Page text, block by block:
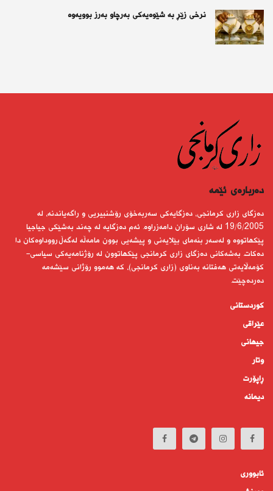
نرخی زێڕ بە شێوەیەكی بەرچاو بەرز بوویەوە
دەربارەى ئێمە
دەزگای زاری كرمانجی، دەزگایەكی سەربەخۆی رۆشنبیریی و راگەیاندنە، لە
19/6/2005 لە شاری سۆران دامەزراوە. ئەم دەزگایە لە چەند بەشێكی جیاجیا
پێكهاتووە و لەسەر بنەمای بێلایەنی و پیشەیی بوون مامەڵە لەگەڵ رووداوەكان دا
دەكات. بەشەكانی دەزگای زاری كرمانجی پێكهاتوون لە رۆژنامەیەكی سیاسی-
كۆمەڵایەتی هەفتانە بەناوی (زاری كرمانجی)، كە هەموو رۆژانی سێشەمە
دەردەچێت.
کوردستانى
عێراقی
جیهانى
وتار
ڕاپۆرت
دیمانە
ئابوورى